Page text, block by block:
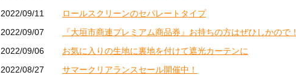
2022/09/11
ロールスクリーンのセパレートタイプ
2022/09/07
『大垣市商連プレミアム商品券』お持ちの方はぜひしかので！
2022/09/06
お気に入りの生地に裏地を付けて遮光カーテンに
2022/08/27
サマークリアランスセール開催中！